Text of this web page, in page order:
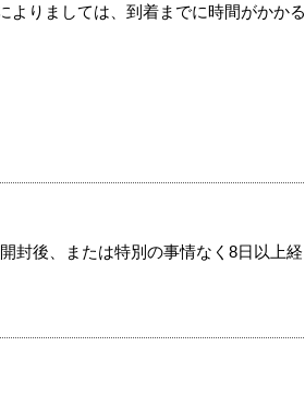
よりましては、到着までに時間がかかる
封後、または特別の事情なく8日以上経